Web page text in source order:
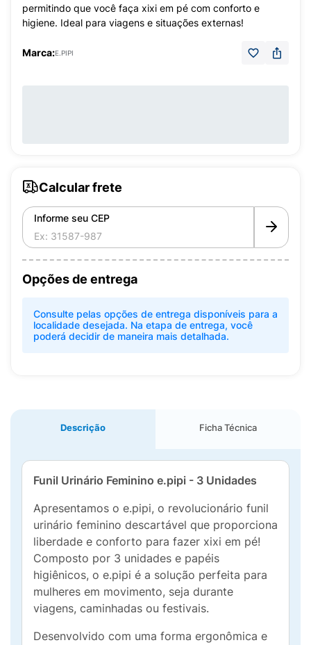
permitindo que você faça xixi em pé com conforto e
higiene. Ideal para viagens e situações externas!
Marca:E.PIPI
Calcular frete
Informe seu CEP
Opções de entrega
Consulte pelas opções de entrega disponíveis para a
localidade desejada. Na etapa de entrega, você
poderá decidir de maneira mais detalhada.
Descrição Ficha Técnica
Funil Urinário Feminino e.pipi - 3 Unidades
Apresentamos o e.pipi, o revolucionário funil
urinário feminino descartável que proporciona
liberdade e conforto para fazer xixi em pé!
Composto por 3 unidades e papéis
higiênicos, o e.pipi é a solução perfeita para
mulheres em movimento, seja durante
viagens, caminhadas ou festivais.
Desenvolvido com uma forma ergonômica e